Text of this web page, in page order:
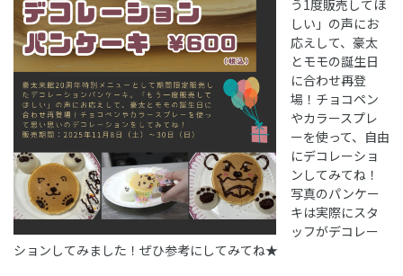
う1度販売してほ
しい」の声にお
応えして、豪太
とモモの誕生日
に合わせ再登
場！チョコペン
やカラースプレ
ーを使って、自由
にデコレーショ
ンしてみてね！
写真のパンケー
キは実際にスタ
ッフがデコレー
ションしてみました！ぜひ参考にしてみてね★